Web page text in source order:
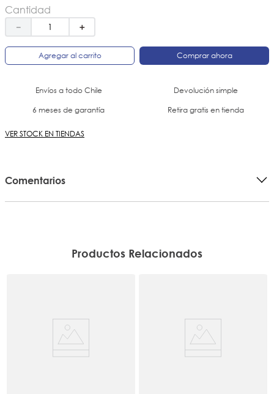
Cantidad
＋
－
Agregar al carrito Comprar ahora
Envíos a todo Chile
Devolución simple
6 meses de garantía
Retira gratis en tienda
VER STOCK EN TIENDAS
Comentarios
Productos Relacionados